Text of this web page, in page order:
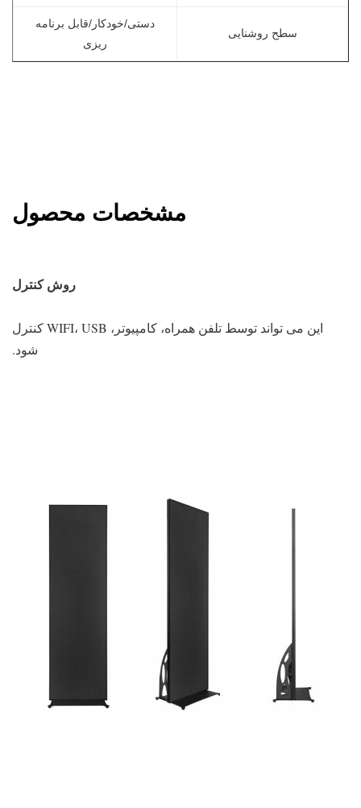
سطح روشنایی
دستی/خودکار/قابل برنامه
ریزی
مشخصات محصول
روش کنترل
این می تواند توسط تلفن همراه، کامپیوتر، WIFI، USB کنترل
شود.